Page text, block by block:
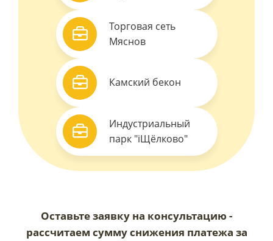
Торговая сеть
Мяснов
Камский бекон
Индустриальный
парк "iЩёлково"
Оставьте заявку на консультацию -
рассчитаем сумму снижения платежа за